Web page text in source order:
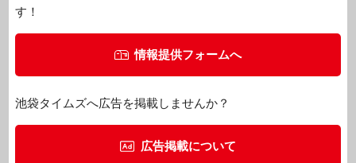
す！
情報提供フォームへ
池袋タイムズへ広告を掲載しませんか？
広告掲載について